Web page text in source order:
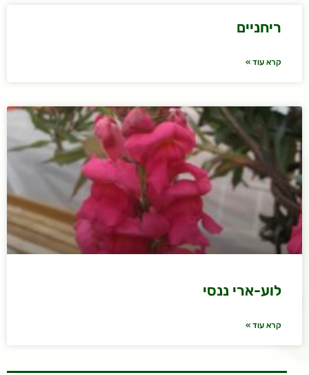
ריחניים
קרא עוד »
לוע-ארי ננסי
קרא עוד »